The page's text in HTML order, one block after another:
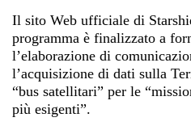
Il sito Web ufficiale di
programma è finalizzato a
l’elaborazione di
l’acquisizione di dati sulla
“bus satellitari” per le
più esigenti”.